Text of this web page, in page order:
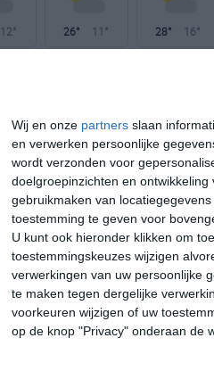
Wij en onze partners slaan
en verwerken persoonlijke
wordt verzonden voor
doelgroepinzichten en ontwikkeling
gebruikmaken van
toestemming te geven voor
U kunt ook hieronder klikken om
toestemmingskeuzes wijzigen
verwerkingen van uw persoonlijke
te maken tegen dergelijke
voorkeuren wijzigen of uw
op de knop "Privacy" onderaan de
12° 26° 11° 28° 16°
21:00 00:00
21:00
NW 2 WNW 1
21:00 00:00